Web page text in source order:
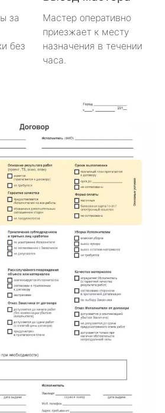
за
без
Мастер оперативно
приезжает к месту
назначения в течении
часа.